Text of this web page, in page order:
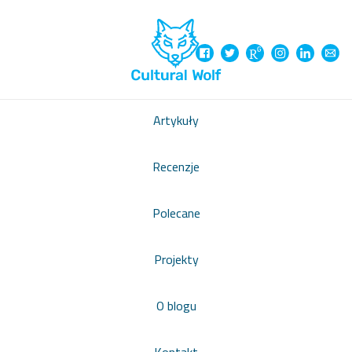
Artykuły
Recenzje
Polecane
Projekty
O blogu